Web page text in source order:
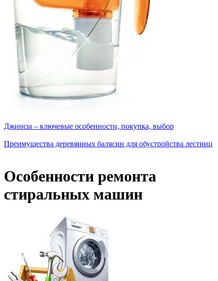
Джинсы – ключевые особенности, покупка, выбор
Преимущества деревянных балясин для обустройства лестниц
Особенности ремонта
стиральных машин